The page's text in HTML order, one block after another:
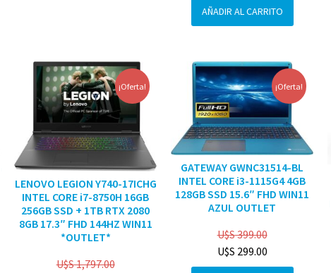
AÑADIR AL CARRITO
¡Oferta!
LENOVO LEGION Y740-17ICHG
INTEL CORE i7-8750H 16GB
256GB SSD + 1TB RTX 2080
8GB 17.3″ FHD 144HZ WIN11
*OUTLET*
U$S1,797.00
¡Oferta!
GATEWAY GWNC31514-BL
INTEL CORE i3-1115G4 4GB
128GB SSD 15.6″ FHD WIN11
AZUL OUTLET
U$S399.00
U$S 299.00